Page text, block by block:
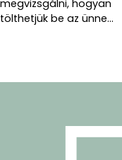
megvizsgálni, hogyan
tölthetjük be az ünne...